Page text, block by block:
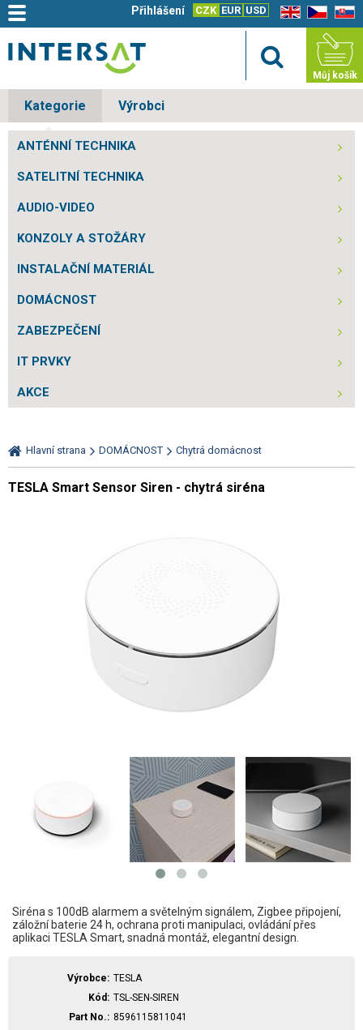
EN CZ SK
CZK EUR USD
Přihlášení
Můj košík
Kategorie Výrobci
ANTÉNNÍ TECHNIKA
SATELITNÍ TECHNIKA
AUDIO-VIDEO
KONZOLY A STOŽÁRY
INSTALAČNÍ MATERIÁL
DOMÁCNOST
ZABEZPEČENÍ
IT PRVKY
AKCE
Hlavní strana DOMÁCNOST Chytrá domácnost
TESLA Smart Sensor Siren - chytrá siréna
Siréna s 100dB alarmem a světelným signálem, Zigbee připojení,
záložní baterie 24 h, ochrana proti manipulaci, ovládání přes
aplikaci TESLA Smart, snadná montáž, elegantní design.
Výrobce
TESLA
Kód
TSL-SEN-SIREN
Part No.
8596115811041